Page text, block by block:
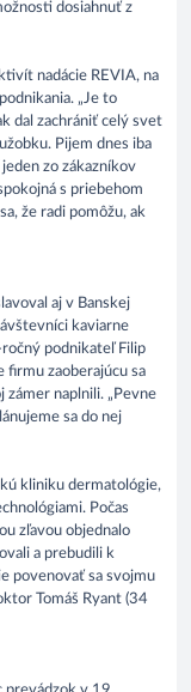
dosiahnuť z
nadácie REVIA, na
„Je to
dal zachrániť celý svet
Pijem dnes iba
zo zákazníkov
s priebehom
že radi pomôžu, ak
aj v Banskej
kaviarne
podnikateľ Filip
zaoberajúcu sa
naplnili. „Pevne
sa do nej
kliniku dermatológie,
Počas
zľavou objednalo
a prebudili k
povenovať sa svojmu
Tomáš Ryant (34